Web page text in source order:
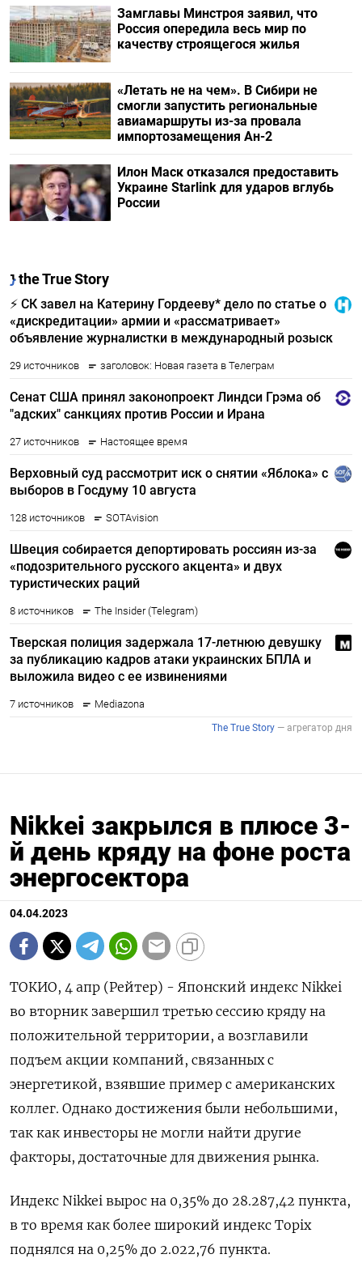
Замглавы Минстроя заявил, что
Россия опередила весь мир по
качеству строящегося жилья
«Летать не на чем». В Сибири не
смогли запустить региональные
авиамаршруты из-за провала
импортозамещения Ан-2
Илон Маск отказался предоставить
Украине Starlink для ударов вглубь
России
Nikkei закрылся в плюсе 3-
й день кряду на фоне роста
энергосектора
04.04.2023
ТОКИО, 4 апр (Рейтер) - Японский индекс Nikkei
во вторник завершил третью сессию кряду на
положительной территории, а возглавили
подъем акции компаний, связанных с
энергетикой, взявшие пример с американских
коллег. Однако достижения были небольшими,
так как инвесторы не могли найти другие
факторы, достаточные для движения рынка.
Индекс Nikkei вырос на 0,35% до 28.287,42 пункта,
в то время как более широкий индекс Topix
поднялся на 0,25% до 2.022,76 пункта.